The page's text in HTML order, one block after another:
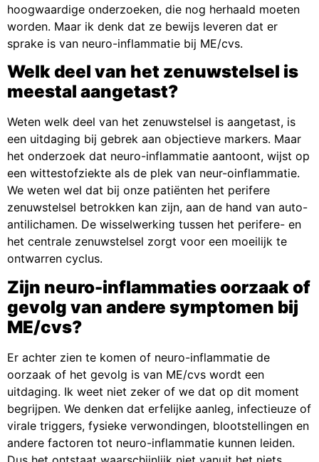
hoogwaardige onderzoeken, die nog herhaald moeten
worden. Maar ik denk dat ze bewijs leveren dat er
sprake is van neuro-inflammatie bij ME/cvs.
Welk deel van het zenuwstelsel is
meestal aangetast?
Weten welk deel van het zenuwstelsel is aangetast, is
een uitdaging bij gebrek aan objectieve markers. Maar
het onderzoek dat neuro-inflammatie aantoont, wijst op
een wittestofziekte als de plek van neur-oinflammatie.
We weten wel dat bij onze patiënten het perifere
zenuwstelsel betrokken kan zijn, aan de hand van auto-
antilichamen. De wisselwerking tussen het perifere- en
het centrale zenuwstelsel zorgt voor een moeilijk te
ontwarren cyclus.
Zijn neuro-inflammaties oorzaak of
gevolg van andere symptomen bij
ME/cvs?
Er achter zien te komen of neuro-inflammatie de
oorzaak of het gevolg is van ME/cvs wordt een
uitdaging. Ik weet niet zeker of we dat op dit moment
begrijpen. We denken dat erfelijke aanleg, infectieuze of
virale triggers, fysieke verwondingen, blootstellingen en
andere factoren tot neuro-inflammatie kunnen leiden.